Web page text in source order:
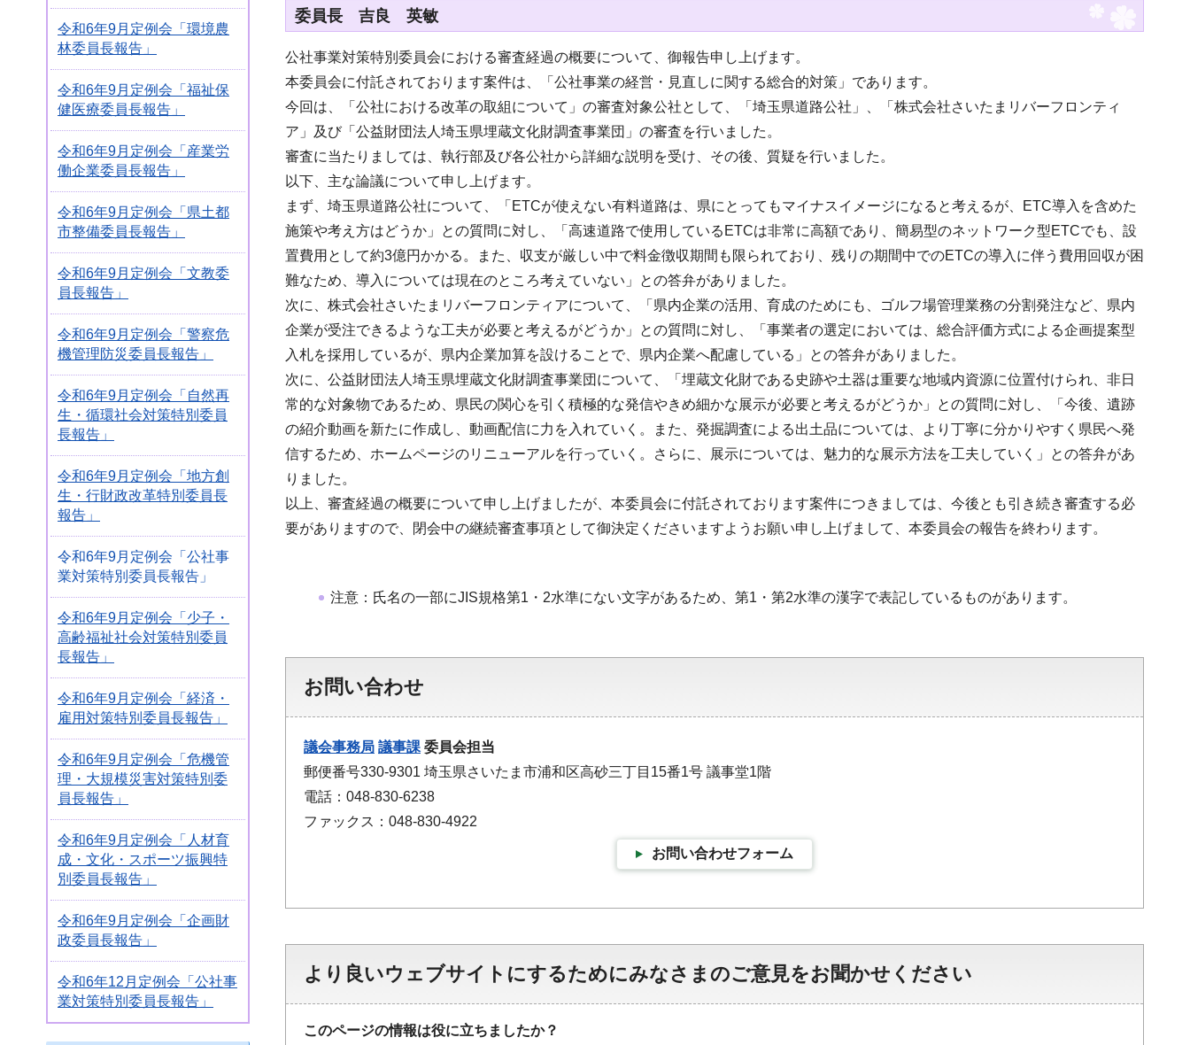
令和6年9月定例会「環境農
林委員長報告」
令和6年9月定例会「福祉保
健医療委員長報告」
令和6年9月定例会「産業労
働企業委員長報告」
令和6年9月定例会「県土都
市整備委員長報告」
令和6年9月定例会「文教委
員長報告」
令和6年9月定例会「警察危
機管理防災委員長報告」
令和6年9月定例会「自然再
生・循環社会対策特別委員
長報告」
令和6年9月定例会「地方創
生・行財政改革特別委員長
報告」
令和6年9月定例会「公社事
業対策特別委員長報告」
令和6年9月定例会「少子・
高齢福祉社会対策特別委員
長報告」
令和6年9月定例会「経済・
雇用対策特別委員長報告」
令和6年9月定例会「危機管
理・大規模災害対策特別委
員長報告」
令和6年9月定例会「人材育
成・文化・スポーツ振興特
別委員長報告」
令和6年9月定例会「企画財
政委員長報告」
令和6年12月定例会「公社事
業対策特別委員長報告」
委員長 吉良 英敏
公社事業対策特別委員会における審査経過の概要について、御報告申し上げます。
本委員会に付託されております案件は、「公社事業の経営・見直しに関する総合的対策」であります。
今回は、「公社における改革の取組について」の審査対象公社として、「埼玉県道路公社」、「株式会社さいたまリバーフロンティ
ア」及び「公益財団法人埼玉県埋蔵文化財調査事業団」の審査を行いました。
審査に当たりましては、執行部及び各公社から詳細な説明を受け、その後、質疑を行いました。
以下、主な論議について申し上げます。
まず、埼玉県道路公社について、「ETCが使えない有料道路は、県にとってもマイナスイメージになると考えるが、ETC導入を含めた
施策や考え方はどうか」との質問に対し、「高速道路で使用しているETCは非常に高額であり、簡易型のネットワーク型ETCでも、設
置費用として約3億円かかる。また、収支が厳しい中で料金徴収期間も限られており、残りの期間中でのETCの導入に伴う費用回収が困
難なため、導入については現在のところ考えていない」との答弁がありました。
次に、株式会社さいたまリバーフロンティアについて、「県内企業の活用、育成のためにも、ゴルフ場管理業務の分割発注など、県内
企業が受注できるような工夫が必要と考えるがどうか」との質問に対し、「事業者の選定においては、総合評価方式による企画提案型
入札を採用しているが、県内企業加算を設けることで、県内企業へ配慮している」との答弁がありました。
次に、公益財団法人埼玉県埋蔵文化財調査事業団について、「埋蔵文化財である史跡や土器は重要な地域内資源に位置付けられ、非日
常的な対象物であるため、県民の関心を引く積極的な発信やきめ細かな展示が必要と考えるがどうか」との質問に対し、「今後、遺跡
の紹介動画を新たに作成し、動画配信に力を入れていく。また、発掘調査による出土品については、より丁寧に分かりやすく県民へ発
信するため、ホームページのリニューアルを行っていく。さらに、展示については、魅力的な展示方法を工夫していく」との答弁があ
りました。
以上、審査経過の概要について申し上げましたが、本委員会に付託されております案件につきましては、今後とも引き続き審査する必
要がありますので、閉会中の継続審査事項として御決定くださいますようお願い申し上げまして、本委員会の報告を終わります。
注意：氏名の一部にJIS規格第1・2水準にない文字があるため、第1・第2水準の漢字で表記しているものがあります。
お問い合わせ
議会事務局 議事課委員会担当
郵便番号330-9301 埼玉県さいたま市浦和区高砂三丁目15番1号 議事堂1階
電話：048-830-6238
ファックス：048-830-4922
お問い合わせフォーム
より良いウェブサイトにするためにみなさまのご意見をお聞かせください
このページの情報は役に立ちましたか？